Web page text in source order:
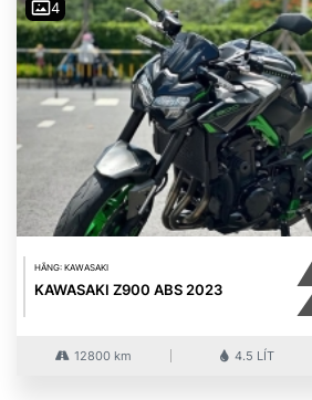
4
HÃNG: KAWASAKI
KAWASAKI Z900 ABS 2023
12800 km 4.5 LÍT